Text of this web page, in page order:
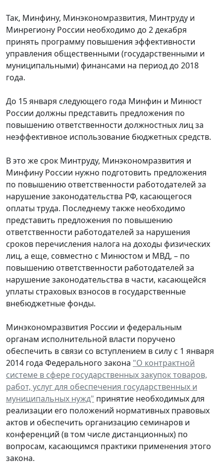
Так, Минфину, Минэкономразвития, Минтруду и
Минрегиону России необходимо до 2 декабря
принять программу повышения эффективности
управления общественными (государственными и
муниципальными) финансами на период до 2018
года.
До 15 января следующего года Минфин и Минюст
России должны представить предложения по
повышению ответственности должностных лиц за
неэффективное использование бюджетных средств.
В это же срок Минтруду, Минэкономразвития и
Минфину России нужно подготовить предложения
по повышению ответственности работодателей за
нарушение законодательства РФ, касающегося
оплаты труда. Последнему также необходимо
представить предложения по повышению
ответственности работодателей за нарушения
сроков перечисления налога на доходы физических
лиц, а еще, совместно с Минюстом и МВД, – по
повышению ответственности работодателей за
нарушение законодательства в части, касающейся
уплаты страховых взносов в государственные
внебюджетные фонды.
Минэкономразвития России и федеральным
органам исполнительной власти поручено
обеспечить в связи со вступлением в силу с 1 января
2014 года Федерального закона "О контрактной
системе в сфере государственных закупок товаров,
работ, услуг для обеспечения государственных и
муниципальных нужд" принятие необходимых для
реализации его положений нормативных правовых
актов и обеспечить организацию семинаров и
конференций (в том числе дистанционных) по
вопросам, касающимся практики применения этого
закона.